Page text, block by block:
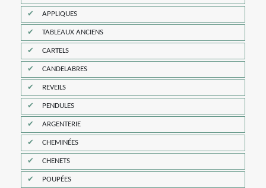
APPLIQUES
TABLEAUX ANCIENS
CARTELS
CANDELABRES
REVEILS
PENDULES
ARGENTERIE
CHEMINÉES
CHENETS
POUPÉES